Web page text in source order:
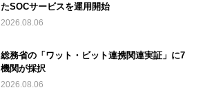
たSOCサービスを運用開始
2026.08.06
総務省の「ワット・ビット連携関連実証」に7
機関が採択
2026.08.06